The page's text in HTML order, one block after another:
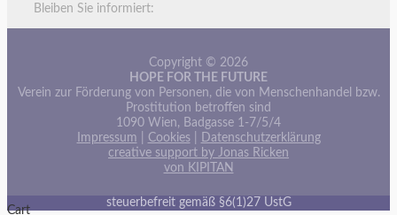
Bleiben Sie informiert:
Copyright © 2026
HOPE FOR THE FUTURE
Verein zur Förderung von Personen, die von Menschenhandel bzw.
Prostitution betroffen sind
1090 Wien, Badgasse 1-7/5/4
Impressum
Cookies|
Datenschutzerklärung
creative support by Jonas Ricken
von KIPITAN
steuerbefreit gemäß §6(1)27 UstG
Cart